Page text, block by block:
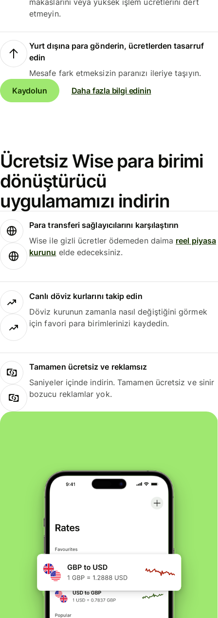
makaslarını veya yüksek işlem ücretlerini dert
etmeyin.
Yurt dışına para gönderin, ücretlerden tasarruf
edin
Mesafe fark etmeksizin paranızı ileriye taşıyın.
Kaydolun
Daha fazla bilgi edinin
Ücretsiz Wise para birimi
dönüştürücü
uygulamamızı indirin
Para transferi sağlayıcılarını karşılaştırın
Wise ile gizli ücretler ödemeden daima reel piyasa
kurunu elde edeceksiniz.
Canlı döviz kurlarını takip edin
Döviz kurunun zamanla nasıl değiştiğini görmek
için favori para birimlerinizi kaydedin.
Tamamen ücretsiz ve reklamsız
Saniyeler içinde indirin. Tamamen ücretsiz ve sinir
bozucu reklamlar yok.